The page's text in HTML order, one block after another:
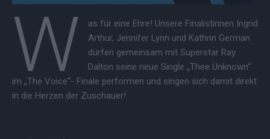
W
as für eine Ehre! Unsere Finalistinnen Ingrid
Arthur, Jennifer Lynn und Kathrin German
dürfen gemeinsam mit Superstar Ray
Dalton seine neue Single „Thee Unknown“
im „The Voice“- Finale performen und singen sich damit direkt
in die Herzen der Zuschauer!